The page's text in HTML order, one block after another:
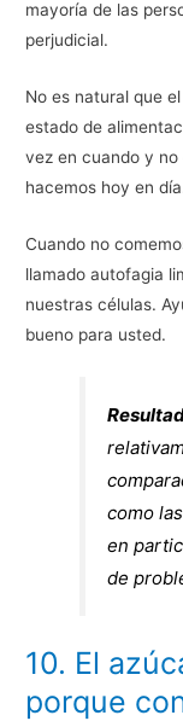
mayoría de las
perjudicial.
No es natural que
estado de
vez en cuando y
hacemos hoy en
Cuando no
llamado autofagia
nuestras células.
bueno para usted.
como
en
de
10. El
porque